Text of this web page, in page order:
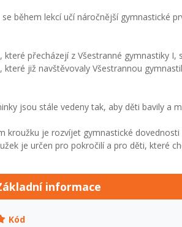
se během lekcí učí náročnější gymnastické
které přecházejí z Všestranné gymnastiky
které již navštěvovaly Všestrannou
jsou stále vedeny tak, aby děti bavily a
kroužku je rozvíjet gymnastické
je určen pro pokročilí a pro děti, které
informace
Kód